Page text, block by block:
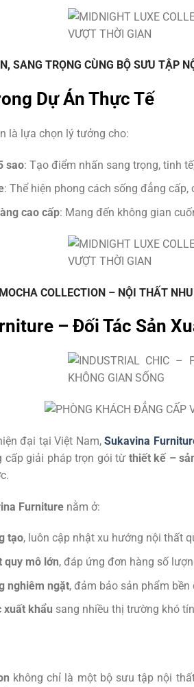
SANG TRỌNG CÙNG BỘ SƯU TẬP
Dự Án Thực Tế
là lựa chọn lý tưởng cho:
sao: Tạo điểm nhấn sang trọng, tinh
: Thể hiện phong cách sống đẳng cấp,
cao cấp: Mang đến không gian
COLLECTION – NỘI THẤT
– Đối Tác Sản
đại tại Việt Nam,Sukavina
cấp giải pháp trọn gói từ thiết kế –
Furniture nằm ở:
tạo, luôn cập nhật xu hướng nội thất
quy mô lớn, đáp ứng đơn hàng số
nghiêm ngặt, đảm bảo sản phẩm bền
xuất khẩu sang nhiều thị trường khó
không chỉ là một bộ sưu tập nội